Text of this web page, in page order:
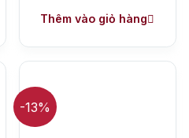
Whisky Nhật
nổi bật
Thêm vào giỏ hàng
-13%